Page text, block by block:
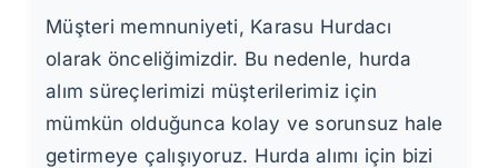
Müşteri memnuniyeti, Karasu Hurdacı
olarak önceliğimizdir. Bu nedenle, hurda
alım süreçlerimizi müşterilerimiz için
mümkün olduğunca kolay ve sorunsuz hale
getirmeye çalışıyoruz. Hurda alımı için bizi